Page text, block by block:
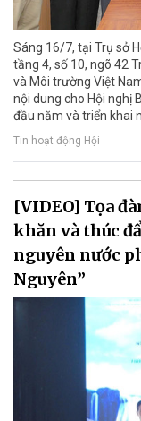
Sáng 16/7, tại Trụ sở
tầng 4, số 10, ngõ 42
và Môi trường Việt
nội dung cho Hội nghị
đầu năm và triển khai
Tin hoạt động Hội
[VIDEO] Tọa
khăn và thúc
nguyên nước
Nguyên”